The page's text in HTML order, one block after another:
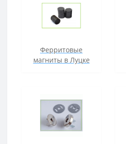
Ферритовые
магниты в Луцке